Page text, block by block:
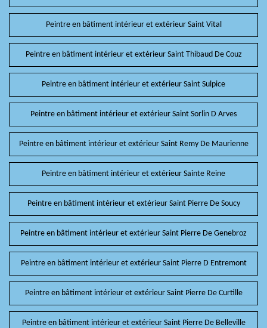
Peintre en bâtiment intérieur et extérieur Saint Vital
Peintre en bâtiment intérieur et extérieur Saint Thibaud De Couz
Peintre en bâtiment intérieur et extérieur Saint Sulpice
Peintre en bâtiment intérieur et extérieur Saint Sorlin D Arves
Peintre en bâtiment intérieur et extérieur Saint Remy De Maurienne
Peintre en bâtiment intérieur et extérieur Sainte Reine
Peintre en bâtiment intérieur et extérieur Saint Pierre De Soucy
Peintre en bâtiment intérieur et extérieur Saint Pierre De Genebroz
Peintre en bâtiment intérieur et extérieur Saint Pierre D Entremont
Peintre en bâtiment intérieur et extérieur Saint Pierre De Curtille
Peintre en bâtiment intérieur et extérieur Saint Pierre De Belleville